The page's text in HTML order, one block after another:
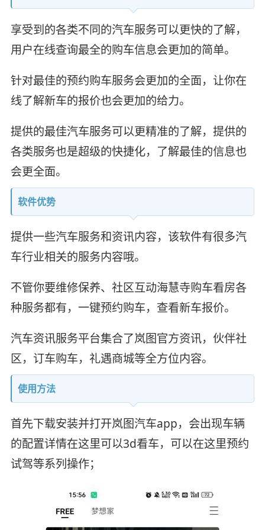
享受到的各类不同的汽车服务可以更快的了解，
用户在线查询最全的购车信息会更加的简单。
针对最佳的预约购车服务会更加的全面，让你在
线了解新车的报价也会更加的给力。
提供的最佳汽车服务可以更精准的了解，提供的
各类服务也是超级的快捷化，了解最佳的信息也
会更全面。
软件优势
提供一些汽车服务和资讯内容，该软件有很多汽
车行业相关的服务内容哦。
不管你要维修保养、社区互动海慧寺购车看房各
种服务都有，一键预约购车，查看新车报价。
汽车资讯服务平台集合了岚图官方资讯，伙伴社
区，订车购车，礼遇商城等全方位内容。
使用方法
首先下载安装并打开岚图汽车app，会出现车辆
的配置详情在这里可以3d看车，可以在这里预约
试驾等系列操作；